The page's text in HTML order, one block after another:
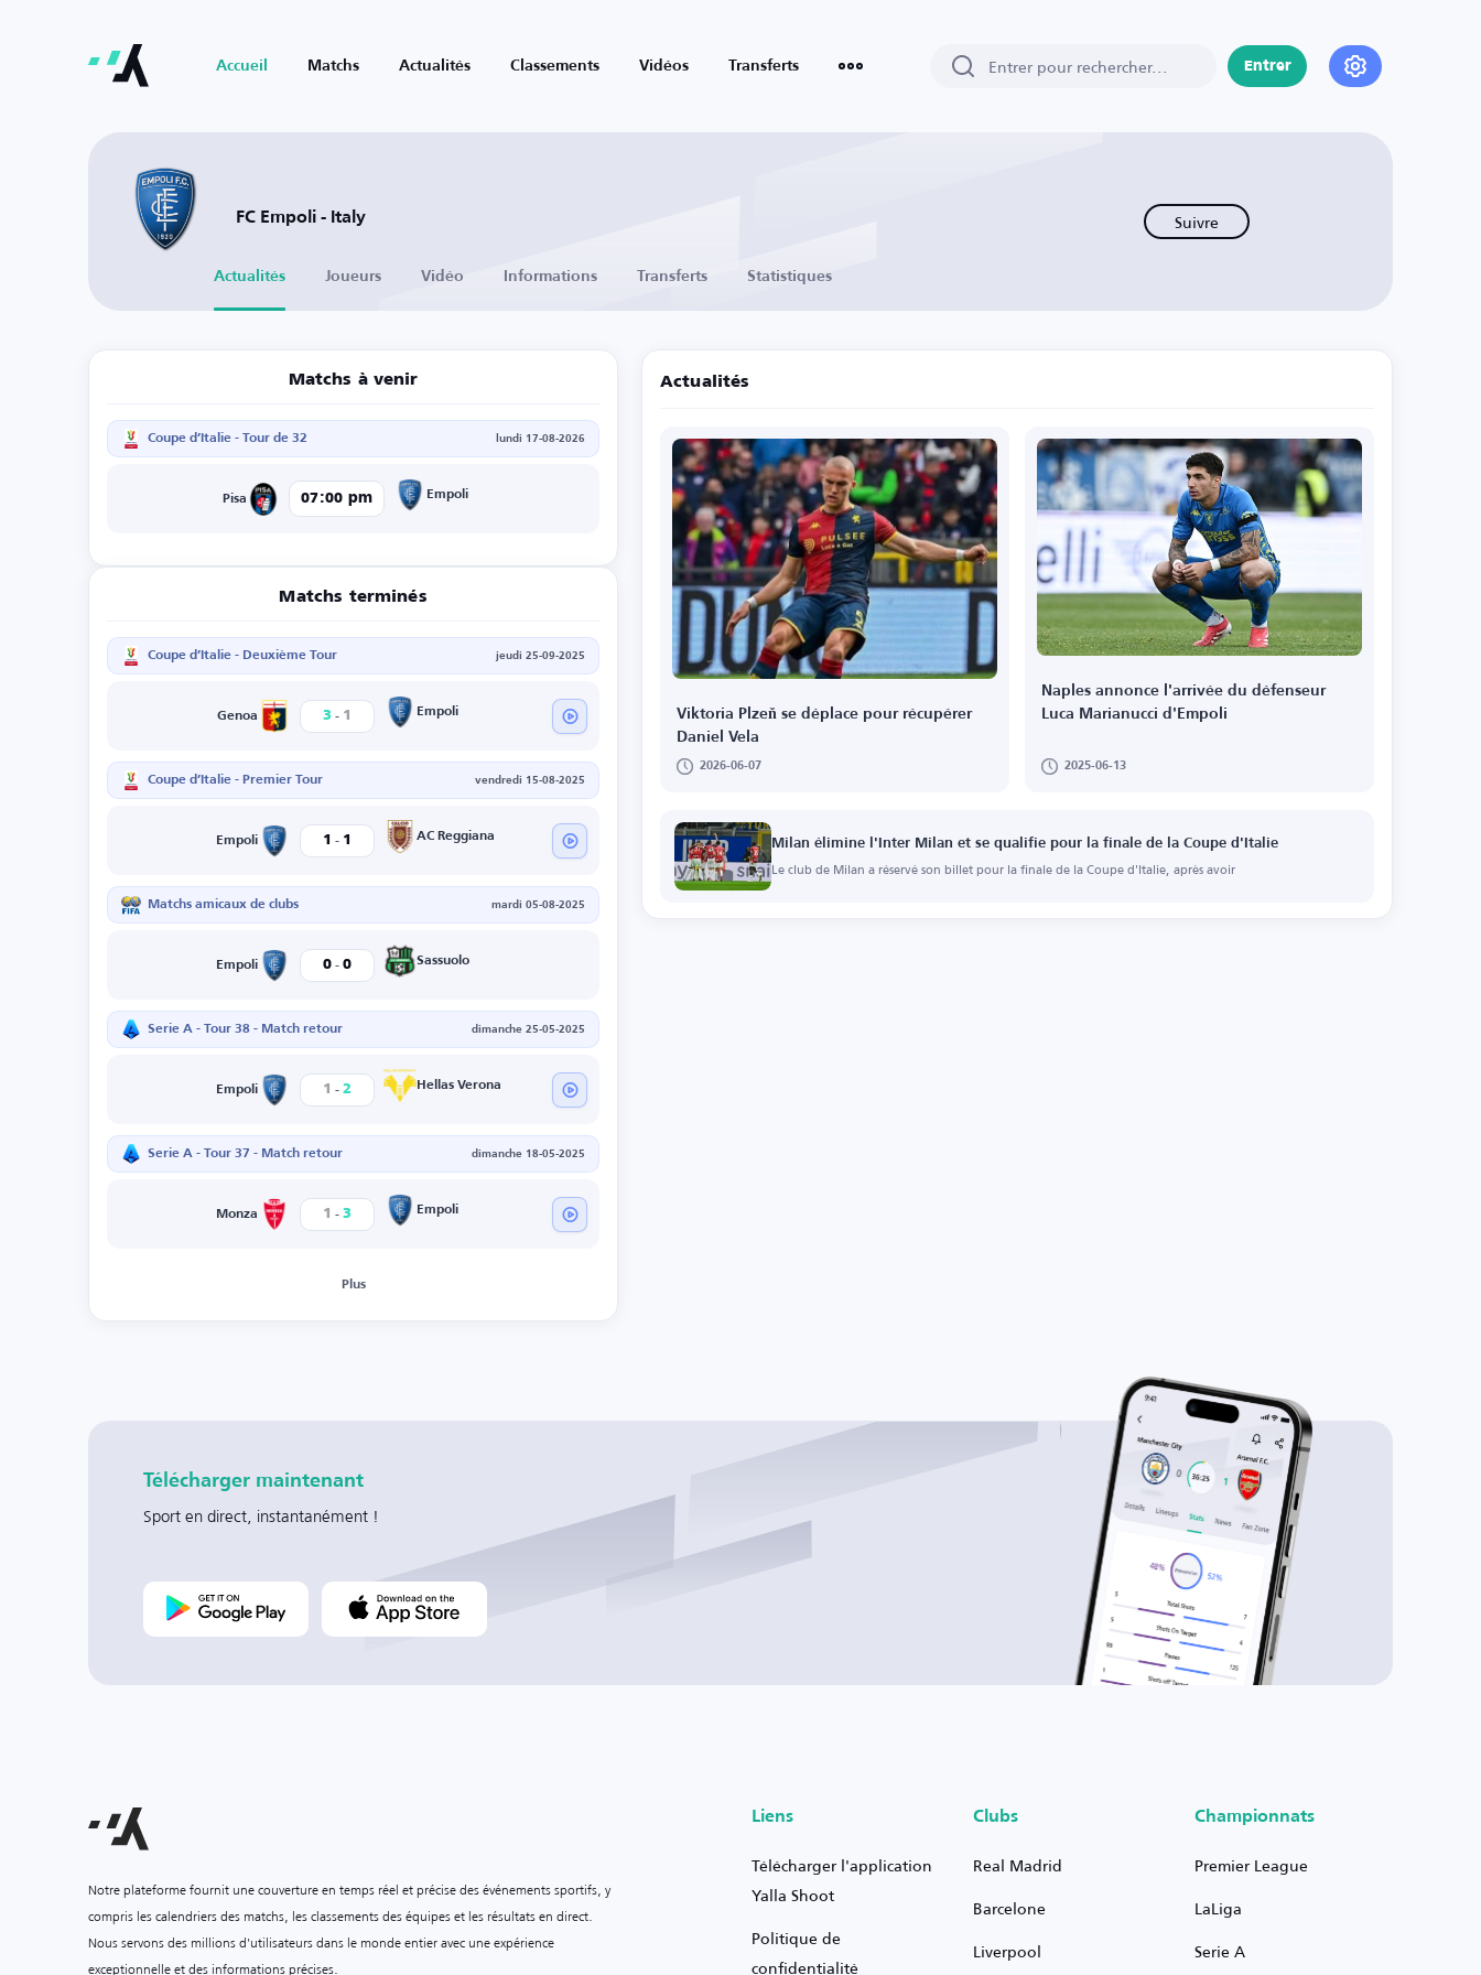
Accueil Matchs Actualités Classements Vidéos Transferts Entrer
FC Empoli - Italy Suivre
Actualités Joueurs Vidéo Informations Transferts Statistiques
Matchs à venir
Coupe d’Italie - Tour de 32 lundi 17-08-2026
Pisa 07:00 pm Empoli
Matchs terminés
Coupe d’Italie - Deuxième Tour jeudi 25-09-2025
Genoa 3 - 1 Empoli
Coupe d’Italie - Premier Tour vendredi 15-08-2025
Empoli 1 - 1 AC Reggiana
Matchs amicaux de clubs mardi 05-08-2025
Empoli 0 - 0 Sassuolo
Serie A - Tour 38 - Match retour dimanche 25-05-2025
Empoli 1 - 2 Hellas Verona
Serie A - Tour 37 - Match retour dimanche 18-05-2025
Monza 1 - 3 Empoli
Plus
Actualités
Viktoria Plzeň se déplace pour récupérer
Daniel Vela
2026-06-07
Naples annonce l'arrivée du défenseur
Luca Marianucci d'Empoli
2025-06-13
Milan élimine l'Inter Milan et se qualifie pour la finale de la Coupe d'Italie
Le club de Milan a réservé son billet pour la finale de la Coupe d'Italie, après avoir
Télécharger maintenant
Sport en direct, instantanément !
Notre plateforme fournit une couverture en temps réel et précise des événements sportifs, y
compris les calendriers des matchs, les classements des équipes et les résultats en direct.
Nous servons des millions d'utilisateurs dans le monde entier avec une expérience
exceptionnelle et des informations précises.
Liens
Télécharger l'application
Yalla Shoot
Politique de
confidentialité
Clubs
Real Madrid
Barcelone
Liverpool
Championnats
Premier League
LaLiga
Serie A